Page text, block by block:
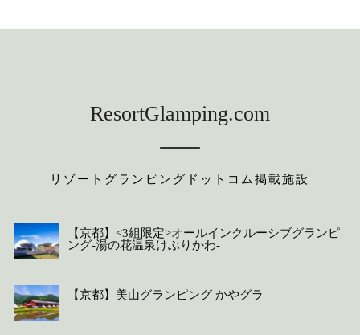
ResortGlamping.com
リゾートグランピングドットコム掲載施設
【京都】<3組限定>オールインクルーシブグランピ
ング-湯の花温泉けぶりかわ-
【京都】美山グランピング かやグラ